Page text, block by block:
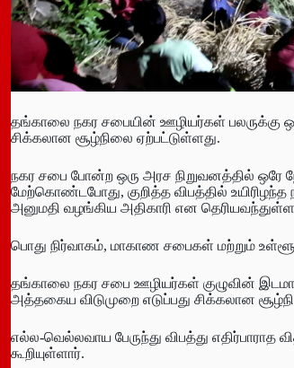
தங்காலை நகர சபையின் ஊழியர்கள் பலருக்கு
சிக்கலான சூழ்நிலை ஏற்பட்டுள்ளது.
நகர சபை போன்ற ஒரு அரச நிறுவனத்தில் ஒரே
மேற்கொண்டபோது, குறித்த விபத்தில்
அனுமதி வழங்கிய அதிகாரி என
பொது நிர்வாகம், மாகாண சபைகள் மற்றும்
தங்காலை நகர சபை ஊழியர்கள் குழுவின்
அத்தகைய விடுமுறை எடுப்பது சிக்கலான
எல்ல-வெல்லவாய பேருந்து விபத்து
கூறியுள்ளார்.